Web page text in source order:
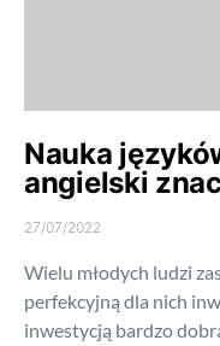
Nauka
angielski
27/07/2022
Wielu młodych ludzi
perfekcyjną dla nich
inwestycją bardzo